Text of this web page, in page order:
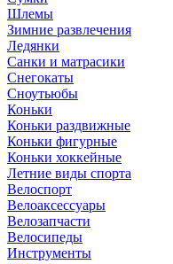
Шлемы
Зимние развлечения
Ледянки
Санки и матрасики
Снегокаты
Сноутьюбы
Коньки
Коньки раздвижные
Коньки фигурные
Коньки хоккейные
Летние виды спорта
Велоспорт
Велоаксессуары
Велозапчасти
Велосипеды
Инструменты